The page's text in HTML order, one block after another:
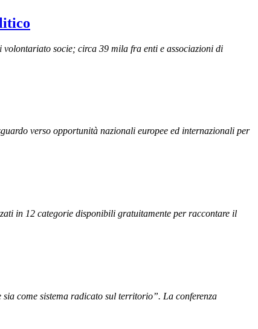
socie; circa 39 mila fra enti e associazioni di
verso opportunità nazionali europee ed internazionali per
in 12 categorie disponibili gratuitamente per raccontare il
come sistema radicato sul territorio”. La conferenza